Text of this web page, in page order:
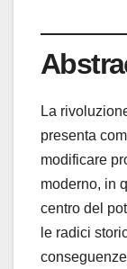
La
presenta
modificare
moderno, in
centro del
le radici